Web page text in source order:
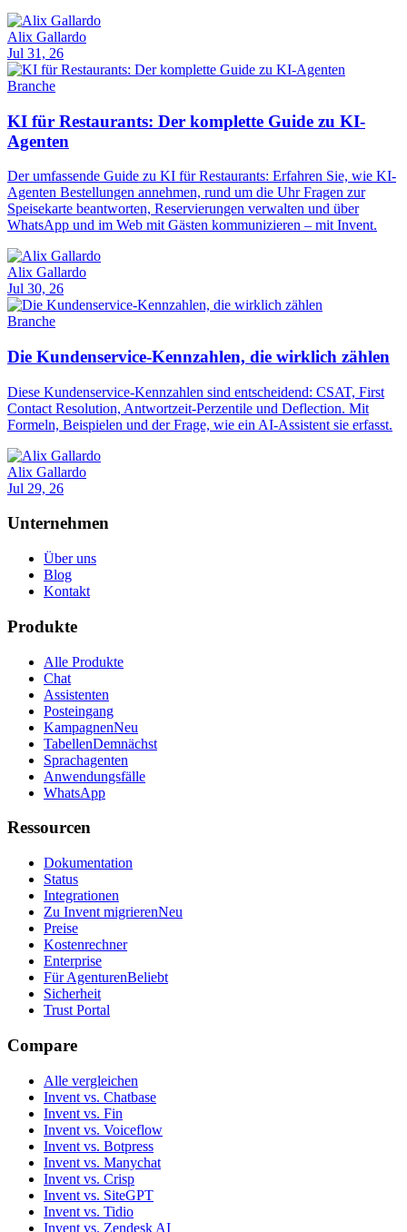
Alix Gallardo
Jul 31, 26
Branche
KI für Restaurants: Der komplette Guide zu KI-
Agenten
Der umfassende Guide zu KI für Restaurants: Erfahren Sie, wie KI-
Agenten Bestellungen annehmen, rund um die Uhr Fragen zur
Speisekarte beantworten, Reservierungen verwalten und über
WhatsApp und im Web mit Gästen kommunizieren – mit Invent.
Alix Gallardo
Jul 30, 26
Branche
Die Kundenservice-Kennzahlen, die wirklich zählen
Diese Kundenservice-Kennzahlen sind entscheidend: CSAT, First
Contact Resolution, Antwortzeit-Perzentile und Deflection. Mit
Formeln, Beispielen und der Frage, wie ein AI-Assistent sie erfasst.
Alix Gallardo
Jul 29, 26
Unternehmen
Über uns
Blog
Kontakt
Produkte
Alle Produkte
Chat
Assistenten
Posteingang
KampagnenNeu
TabellenDemnächst
Sprachagenten
Anwendungsfälle
WhatsApp
Ressourcen
Dokumentation
Status
Integrationen
Zu Invent migrierenNeu
Preise
Kostenrechner
Enterprise
Für AgenturenBeliebt
Sicherheit
Trust Portal
Compare
Alle vergleichen
Invent vs. Chatbase
Invent vs. Fin
Invent vs. Voiceflow
Invent vs. Botpress
Invent vs. Manychat
Invent vs. Crisp
Invent vs. SiteGPT
Invent vs. Tidio
Invent vs. Zendesk AI